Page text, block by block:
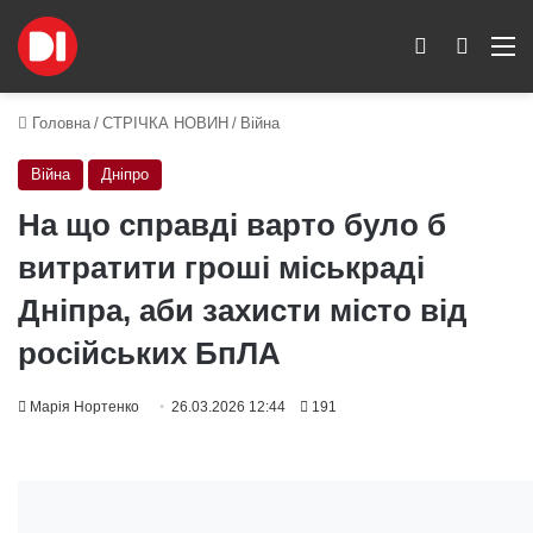
Пошук
Switch skin
Головна / СТРІЧКА НОВИН / Війна
Війна Дніпро
На що справді варто було б
витратити гроші міськраді
Дніпра, аби захисти місто від
російських БпЛА
Марія Нортенко 26.03.2026 12:44 191